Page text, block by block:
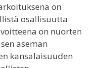
on
osallisuutta
on nuorten
aseman
kansalaisuuden